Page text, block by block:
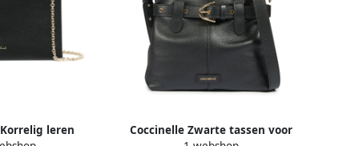
leren
Coccinelle Zwarte tassen voor